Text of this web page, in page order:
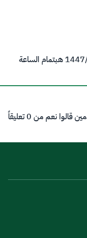
بتمام الساعة